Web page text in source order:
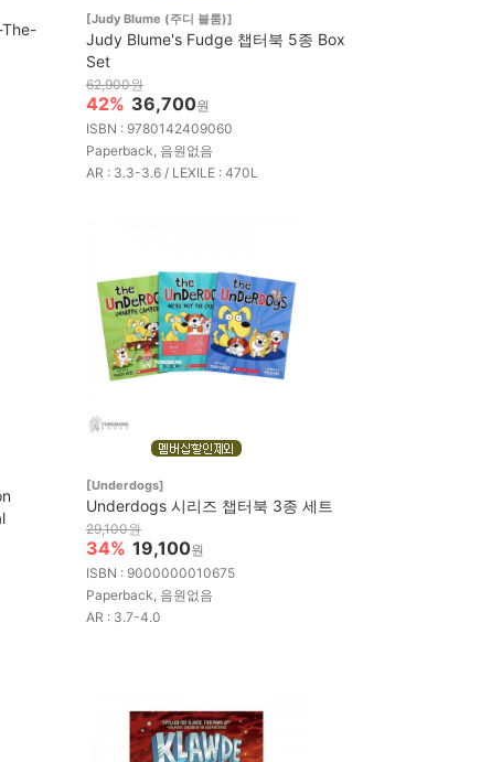
[Judy Blume (주디 블룸)]
Judy Blume's Fudge 챕터북 5종 Box
Set
62,900원
42% 36,700원
ISBN : 9780142409060
Paperback, 음원없음
AR : 3.3-3.6 / LEXILE : 470L
[Underdogs]
Underdogs 시리즈 챕터북 3종 세트
29,100원
34% 19,100원
ISBN : 9000000010675
Paperback, 음원없음
AR : 3.7-4.0